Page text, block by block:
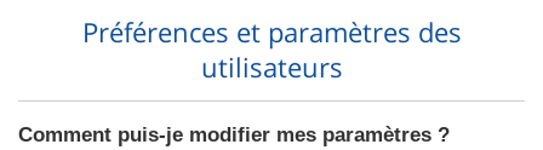
Préférences et paramètres des
utilisateurs
Comment puis-je modifier mes paramètres ?